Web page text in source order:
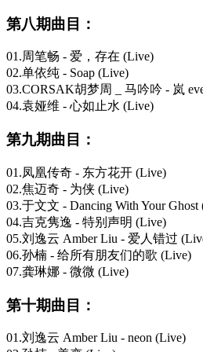
第八期曲目：
01.周笔畅 - 爱，存在 (Live)
02.单依纯 - Soap (Live)
03.CORSAK胡梦周 _ 马吟吟 - 岚
04.袁娅维 - 心如止水 (Live)
第九期曲目：
01.凤凰传奇 - 东方花开 (Live)
02.焦迈奇 - 为侠 (Live)
03.于文文 - Dancing With Your Ghost
04.吉克隽逸 - 特别声明 (Live)
05.刘逸云 Amber Liu - 爱人错过
06.孙楠 - 给所有朋友们的歌 (Live)
07.龚琳娜 - 微微 (Live)
第十期曲目：
01.刘逸云 Amber Liu - neon (Live)